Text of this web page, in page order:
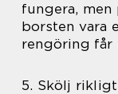
fungera,
borsten vara
rengöring får
5. Skölj rikligt